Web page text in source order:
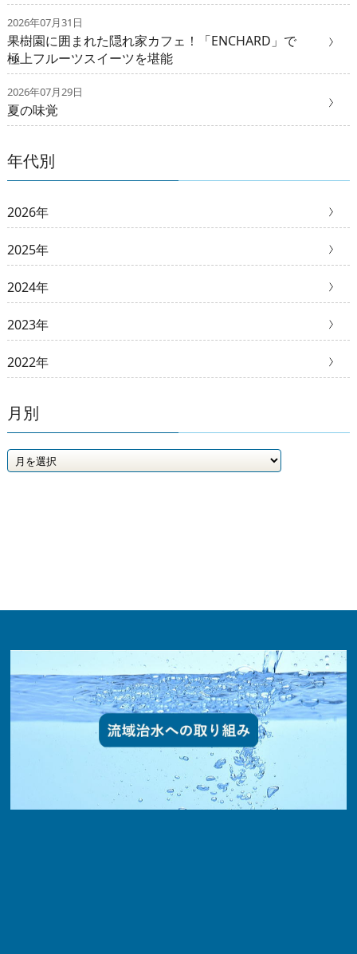
2026年07月31日
果樹園に囲まれた隠れ家カフェ！「ENCHARD」で
極上フルーツスイーツを堪能
2026年07月29日
夏の味覚
年代別
2026年
2025年
2024年
2023年
2022年
月別